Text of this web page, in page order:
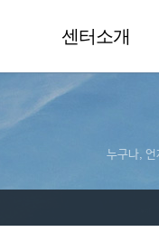
센터소개
누구나, 언